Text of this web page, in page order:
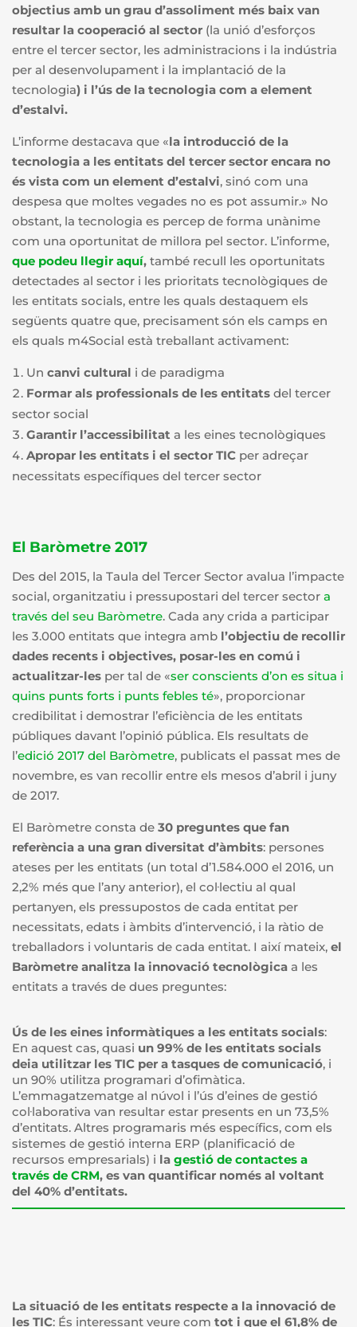
objectius amb un grau d’assoliment més baix van
resultar la cooperació al sector (la unió d’esforços
entre el tercer sector, les administracions i la indústria
per al desenvolupament i la implantació de la
tecnologia) i l’ús de la tecnologia com a element
d’estalvi.
L’informe destacava que «la introducció de la
tecnologia a les entitats del tercer sector encara no
és vista com un element d’estalvi, sinó com una
despesa que moltes vegades no es pot assumir.» No
obstant, la tecnologia es percep de forma unànime
com una oportunitat de millora pel sector. L’informe,
que podeu llegir aquí, també recull les oportunitats
detectades al sector i les prioritats tecnològiques de
les entitats socials, entre les quals destaquem els
següents quatre que, precisament són els camps en
els quals m4Social està treballant activament:
Un canvi cultural i de paradigma
Formar als professionals de les entitats del tercer
sector social
Garantir l’accessibilitat a les eines tecnològiques
Apropar les entitats i el sector TIC per adreçar
necessitats específiques del tercer sector
El Baròmetre 2017
Des del 2015, la Taula del Tercer Sector avalua l’impacte
social, organitzatiu i pressupostari del tercer sector a
través del seu Baròmetre. Cada any crida a participar
les 3.000 entitats que integra amb l’objectiu de recollir
dades recents i objectives, posar-les en comú i
actualitzar-les per tal de «ser conscients d’on es situa i
quins punts forts i punts febles té», proporcionar
credibilitat i demostrar l’eficiència de les entitats
públiques davant l’opinió pública. Els resultats de
l’edició 2017 del Baròmetre, publicats el passat mes de
novembre, es van recollir entre els mesos d’abril i juny
de 2017.
El Baròmetre consta de 30 preguntes que fan
referència a una gran diversitat d’àmbits: persones
ateses per les entitats (un total d’1.584.000 el 2016, un
2,2% més que l’any anterior), el col·lectiu al qual
pertanyen, els pressupostos de cada entitat per
necessitats, edats i àmbits d’intervenció, i la ràtio de
treballadors i voluntaris de cada entitat. I així mateix, el
Baròmetre analitza la innovació tecnològica a les
entitats a través de dues preguntes:
Ús de les eines informàtiques a les entitats socials:
En aquest cas, quasi un 99% de les entitats socials
deia utilitzar les TIC per a tasques de comunicació, i
un 90% utilitza programari d’ofimàtica.
L’emmagatzematge al núvol i l’ús d’eines de gestió
col·laborativa van resultar estar presents en un 73,5%
d’entitats. Altres programaris més específics, com els
sistemes de gestió interna ERP (planificació de
recursos empresarials) i la gestió de contactes a
través de CRM, es van quantificar només al voltant
del 40% d’entitats.
La situació de les entitats respecte a la innovació de
les TIC: És interessant veure com tot i que el 61,8% de